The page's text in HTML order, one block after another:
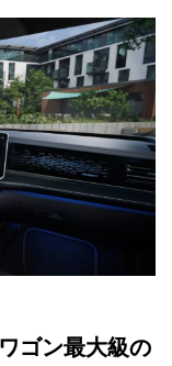
ゴン最大級の